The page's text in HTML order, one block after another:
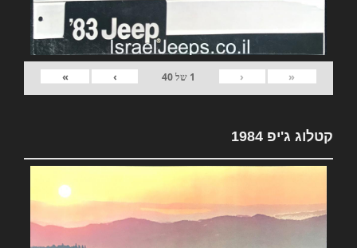
«
‹
1 של40
›
»
קטלוג ג'יפ 1984